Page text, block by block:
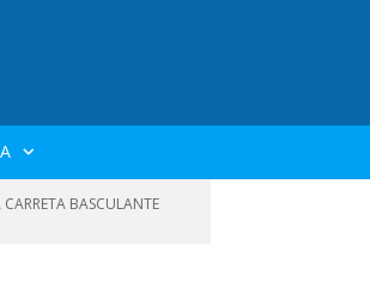
BASCULANTE